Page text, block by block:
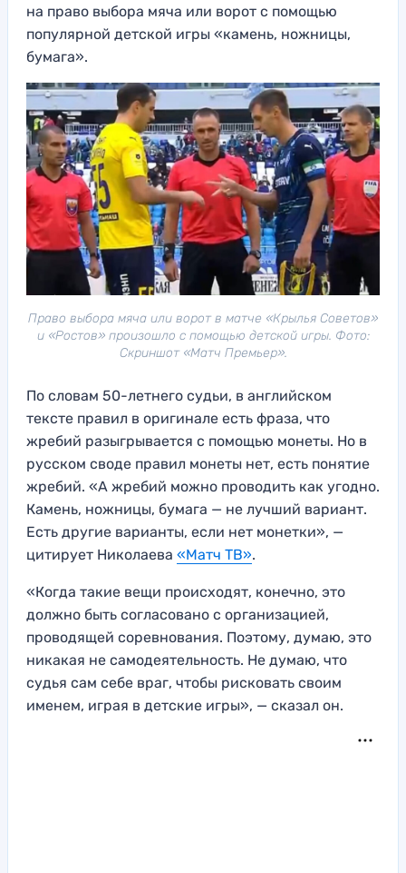
на право выбора мяча или ворот с помощью
популярной детской игры «камень, ножницы,
бумага».
Право выбора мяча или ворот в матче «Крылья Советов»
и «Ростов» произошло с помощью детской игры. Фото:
Скриншот «Матч Премьер».
По словам 50-летнего судьи, в английском
тексте правил в оригинале есть фраза, что
жребий разыгрывается с помощью монеты. Но в
русском своде правил монеты нет, есть понятие
жребий. «А жребий можно проводить как угодно.
Камень, ножницы, бумага — не лучший вариант.
Есть другие варианты, если нет монетки», —
цитирует Николаева «Матч ТВ».
«Когда такие вещи происходят, конечно, это
должно быть согласовано с организацией,
проводящей соревнования. Поэтому, думаю, это
никакая не самодеятельность. Не думаю, что
судья сам себе враг, чтобы рисковать своим
именем, играя в детские игры», — сказал он.